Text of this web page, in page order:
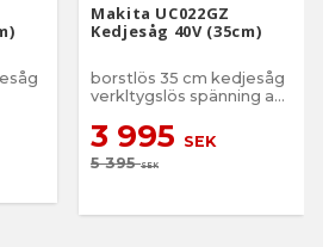
Makita UC022GZ
Kedjesåg 40V (35cm)
borstlös 35 cm kedjesåg
verkltygslös spänning av
3 995 SEK
5 395SEK